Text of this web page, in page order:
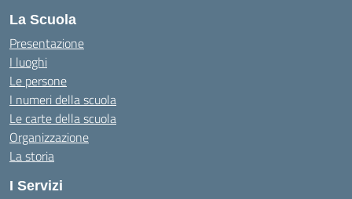
La Scuola
Presentazione
I luoghi
Le persone
I numeri della scuola
Le carte della scuola
Organizzazione
La storia
I Servizi